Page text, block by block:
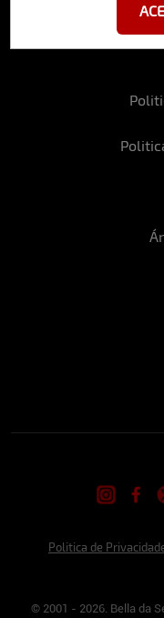
Politica de
© 2001 - 2026. Bella da